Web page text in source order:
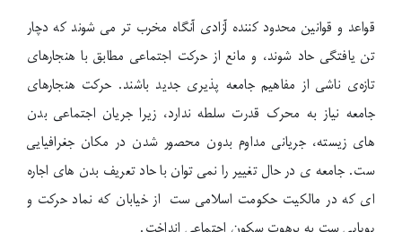
قواعد و قوانین محدود کننده آزادی آنگاه مخرب تر می شوند که دچار
تن یافتگی حاد شوند، و مانع از حرکت اجتماعی مطابق با هنجارهای
تازه‌ی ناشی از مفاهیم جامعه پذیری جدید باشند. حرکت هنجارهای
جامعه نیاز به محرک قدرت سلطه ندارد، زیرا جریان اجتماعی بدن
های زیسته، جریانی مداوم بدون محصور شدن در مکان جغرافیایی
ست. جامعه ی در حال تغییر را نمی توان با حاد تعریف بدن های اجاره
ای که در مالکیت حکومت اسلامی ست از خیابان که نماد حرکت و